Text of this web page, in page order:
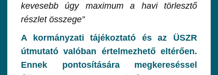
kevesebb úgy maximum a havi törlesztő
részlet összege”
A kormányzati tájékoztató és az ÜSZR
útmutató valóban értelmezhető eltérően.
Ennek pontosítására megkereséssel